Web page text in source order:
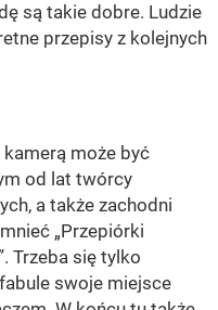
są takie dobre. Ludzie
przepisy z kolejnych
może być
od lat twórcy
a także zachodni
„Przepiórki
Trzeba się tylko
swoje miejsce